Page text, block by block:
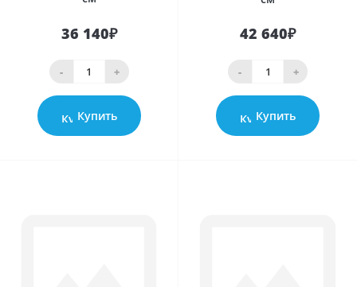
36 140₽
- +
Купить
42 640₽
- +
Купить